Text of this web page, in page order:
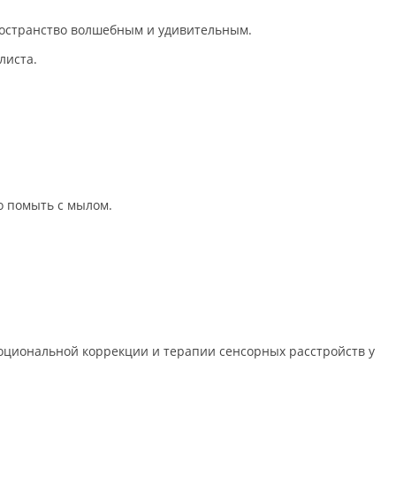
волшебным и удивительным.
помыть с мылом.
коррекции и терапии сенсорных расстройств у